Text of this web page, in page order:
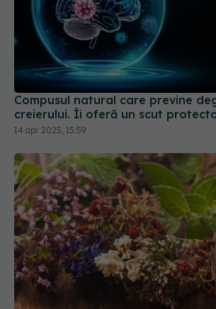
Compusul natural care previne
creierului. Îi oferă un scut
14 apr 2025, 15:59